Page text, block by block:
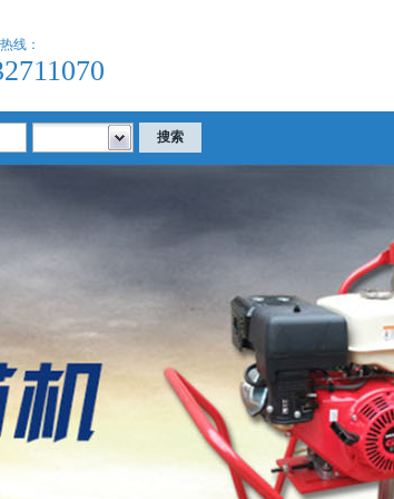
线：
仪器|公路试验仪器|土工试验仪器|沥青试验仪器|混凝